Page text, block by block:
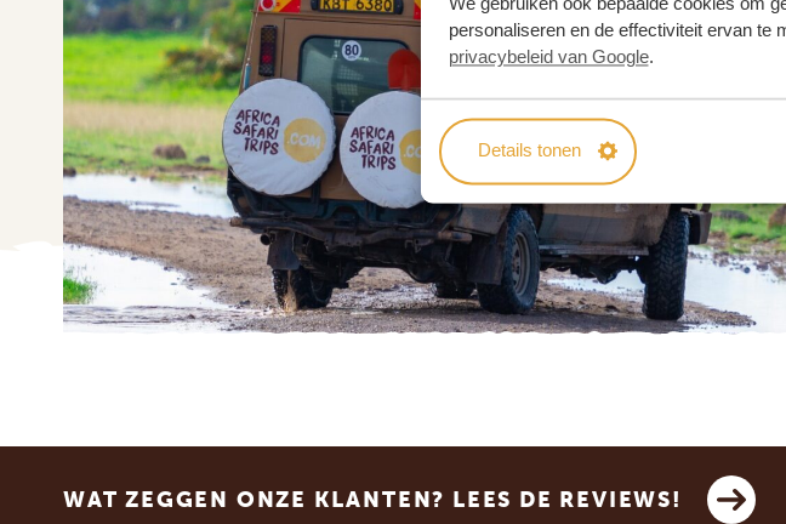
personaliseren en de effectiviteit ervan te
privacybeleid van Google.
Details tonen
WAT ZEGGEN ONZE KLANTEN? LEES DE REVIEWS!